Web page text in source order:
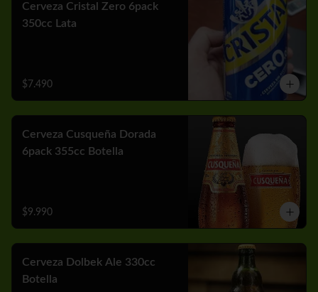
Cerveza Cristal Zero 6pack
350cc Lata
$7.490
Cerveza Cusqueña Dorada
6pack 355cc Botella
$9.990
Cerveza Dolbek Ale 330cc
Botella